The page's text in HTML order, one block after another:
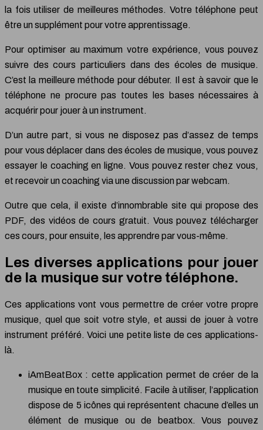
la fois utiliser de meilleures méthodes. Votre téléphone peut
être un supplément pour votre apprentissage.
Pour optimiser au maximum votre expérience, vous pouvez
suivre des cours particuliers dans des écoles de musique.
C’est la meilleure méthode pour débuter. Il est à savoir que le
téléphone ne procure pas toutes les bases nécessaires à
acquérir pour jouer à un instrument.
D’un autre part, si vous ne disposez pas d’assez de temps
pour vous déplacer dans des écoles de musique, vous pouvez
essayer le coaching en ligne. Vous pouvez rester chez vous,
et recevoir un coaching via une discussion par webcam.
Outre que cela, il existe d’innombrable site qui propose des
PDF, des vidéos de cours gratuit. Vous pouvez télécharger
ces cours, pour ensuite, les apprendre par vous-même.
Les diverses applications pour jouer
de la musique sur votre téléphone.
Ces applications vont vous permettre de créer votre propre
musique, quel que soit votre style, et aussi de jouer à votre
instrument préféré. Voici une petite liste de ces applications-
là.
iAmBeatBox : cette application permet de créer de la
musique en toute simplicité. Facile à utiliser, l’application
dispose de 5 icônes qui représentent chacune d’elles un
élément de musique ou de beatbox. Vous pouvez